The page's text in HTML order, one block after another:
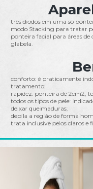
três diodos em uma só
modo Stacking para tratar
ponteira facial para áreas de
glabela.
conforto: é praticamente
tratamento;
rapidez: ponteira de 2cm2,
todos os tipos de pele:
deixar queimaduras;
depila a região de forma
trata inclusive pelos claros e